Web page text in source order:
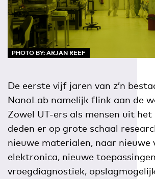
PHOTO BY: ARJAN REEF
De eerste vijf jaren van z’n
NanoLab namelijk flink aan de
Zowel UT-ers als mensen uit
deden er op grote schaal
nieuwe materialen, naar nieuwe
elektronica, nieuwe
vroegdiagnostiek,